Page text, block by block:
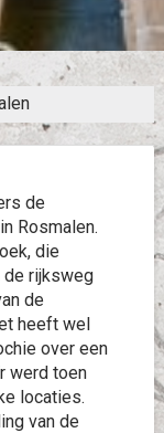
de
Rosmalen.
die
de rijksweg
de
heeft wel
over een
werd toen
locaties.
van de